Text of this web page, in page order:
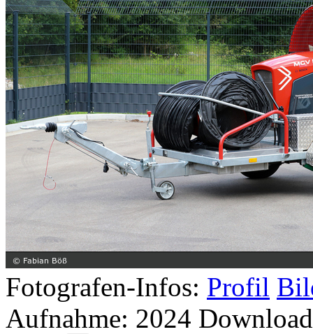
Fotografen-Infos: Profil
Aufnahme: 2024